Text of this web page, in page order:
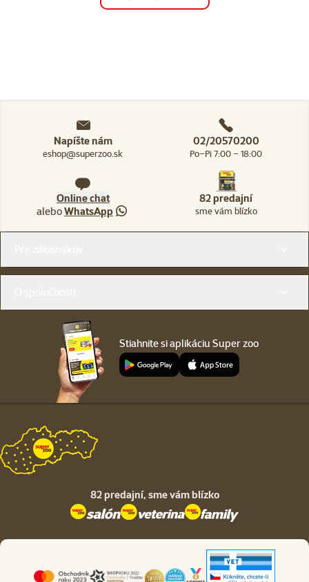
Napíšte nám
eshop@superzoo.sk
02/20570200
Po–Pi 7:00 – 18:00
Online chat
aleboWhatsApp
82 predajní
sme vám blízko
Stiahnite si aplikáciu Super zoo
82 predajní, sme vám blízko